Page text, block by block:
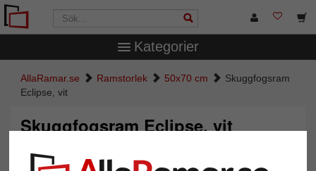
Kategorier
AllaRamar.se Ramstorlek 50x70 cm
Skuggfogsram
Eclipse, vit
Skuggfogsram Eclipse, vit